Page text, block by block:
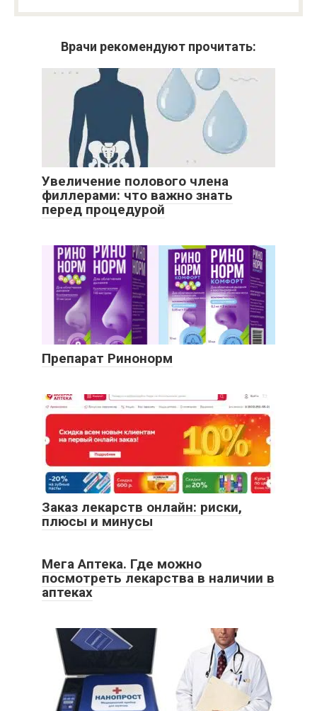
Врачи рекомендуют прочитать:
Увеличение полового члена
филлерами: что важно знать
перед процедурой
Препарат Ринонорм
Заказ лекарств онлайн: риски,
плюсы и минусы
Мега Аптека. Где можно
посмотреть лекарства в наличии в
аптеках